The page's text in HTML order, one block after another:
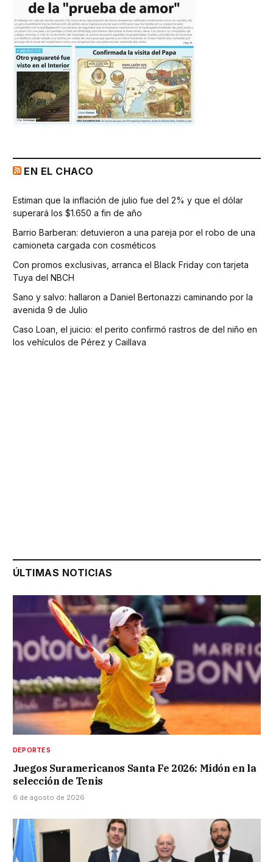
EN EL CHACO
Estiman que la inflación de julio fue del 2% y que el dólar
superará los $1.650 a fin de año
Barrio Barberan: detuvieron a una pareja por el robo de una
camioneta cargada con cosméticos
Con promos exclusivas, arranca el Black Friday con tarjeta
Tuya del NBCH
Sano y salvo: hallaron a Daniel Bertonazzi caminando por la
avenida 9 de Julio
Caso Loan, el juicio: el perito confirmó rastros de del niño en
los vehículos de Pérez y Caillava
ÚLTIMAS NOTICIAS
DEPORTES
Juegos Suramericanos Santa Fe 2026: Midón en la
selección de Tenis
6 de agosto de 2026